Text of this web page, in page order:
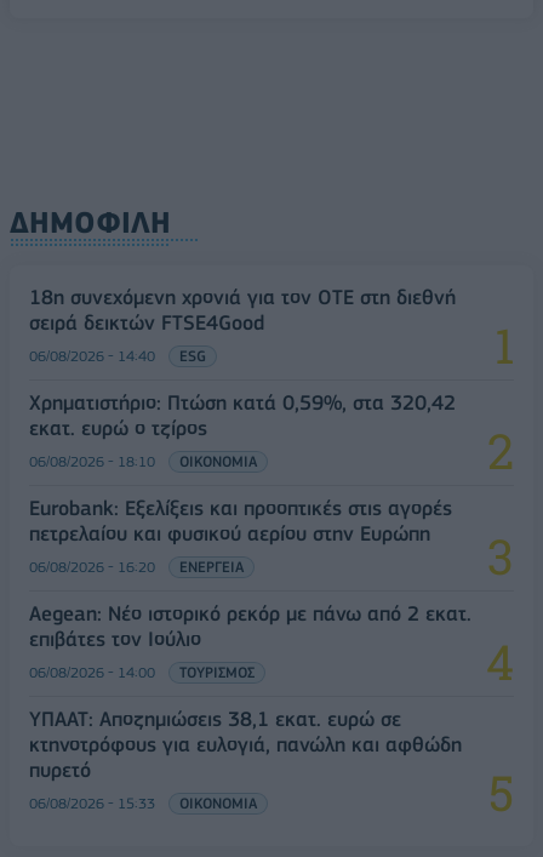
ΔΗΜΟΦΙΛΗ
18η συνεχόμενη χρονιά για τον ΟΤΕ στη διεθνή
σειρά δεικτών FTSE4Good
06/08/2026 - 14:40 ESG
Χρηματιστήριο: Πτώση κατά 0,59%, στα 320,42
εκατ. ευρώ ο τζίρος
06/08/2026 - 18:10 ΟΙΚΟΝΟΜΙΑ
Eurobank: Εξελίξεις και προοπτικές στις αγορές
πετρελαίου και φυσικού αερίου στην Ευρώπη
06/08/2026 - 16:20 ΕΝΕΡΓΕΙΑ
Aegean: Νέο ιστορικό ρεκόρ με πάνω από 2 εκατ.
επιβάτες τον Ιούλιο
06/08/2026 - 14:00 ΤΟΥΡΙΣΜΟΣ
ΥΠΑΑΤ: Αποζημιώσεις 38,1 εκατ. ευρώ σε
κτηνοτρόφους για ευλογιά, πανώλη και αφθώδη
πυρετό
06/08/2026 - 15:33 ΟΙΚΟΝΟΜΙΑ